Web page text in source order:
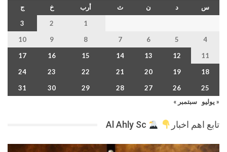
س د ن ث أرب خ
ج
1
2
3
4
5
6
7
8
9
10
11
12
13
14
15
16
17
18
19
20
21
22
23
24
25
26
27
28
29
30
31
« يوليو
سبتمبر »
تابع اهم اخبار